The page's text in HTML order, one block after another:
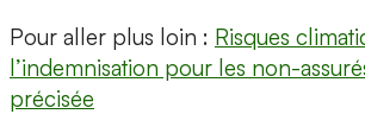
Pour aller plus loin : Risques
l’indemnisation pour les non-
précisée